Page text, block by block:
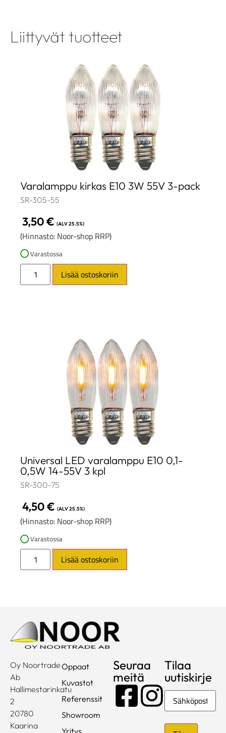
Liittyvät tuotteet
Varalamppu kirkas E10 3W 55V 3-pack
SR-305-55
3,50€ (ALV 25.5%)
(Hinnasto: Noor-shop RRP)
Varastossa
Lisää ostoskoriin
Universal LED varalamppu E10 0,1-
0,5W 14-55V 3 kpl
SR-300-75
4,50€ (ALV 25.5%)
(Hinnasto: Noor-shop RRP)
Varastossa
Lisää ostoskoriin
Oy Noortrade
Ab
Hallimestarinkatu
2
20780
Kaarina
Oppaat
Kuvastot
Referenssit
Showroom
Yritys
Seuraa
meitä
Tilaa
uutiskirje
Sähköposti